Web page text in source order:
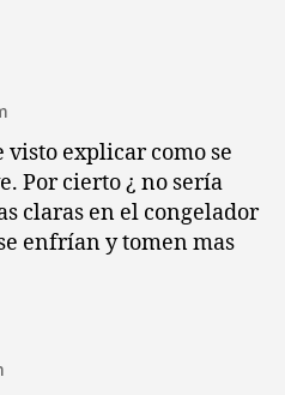
visto explicar como se
Por cierto ¿ no sería
claras en el congelador
enfrían y tomen mas